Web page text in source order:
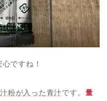
ですね！
粉が入った青汁です。 量